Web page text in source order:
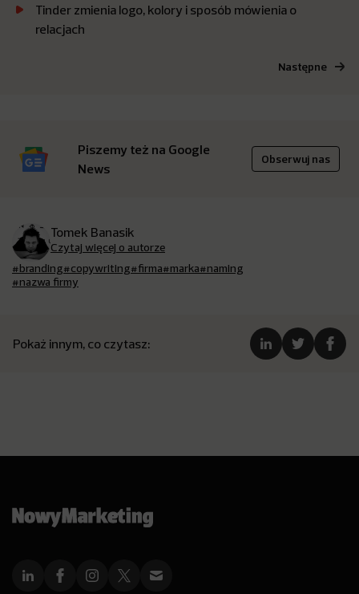
Tinder zmienia logo, kolory i sposób mówienia o
relacjach
Następne
Piszemy też na Google
News
Obserwuj nas
Tomek Banasik
Czytaj więcej o autorze
#branding#copywriting#firma#marka#naming
#nazwa firmy
Pokaż innym, co czytasz: